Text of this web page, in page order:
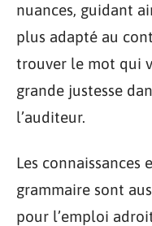
nuances, guidant
plus adapté au
trouver le mot qui
grande justesse
l’auditeur.
Les connaissances
grammaire sont
pour l’emploi